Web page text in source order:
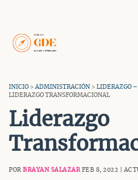
contenido
INICIO >ADMINISTRACIÓN > LIDERAZGO –
LIDERAZGO TRANSFORMACIONAL
Liderazgo
POR BRAYAN SALAZARFEB 8, 2022 |